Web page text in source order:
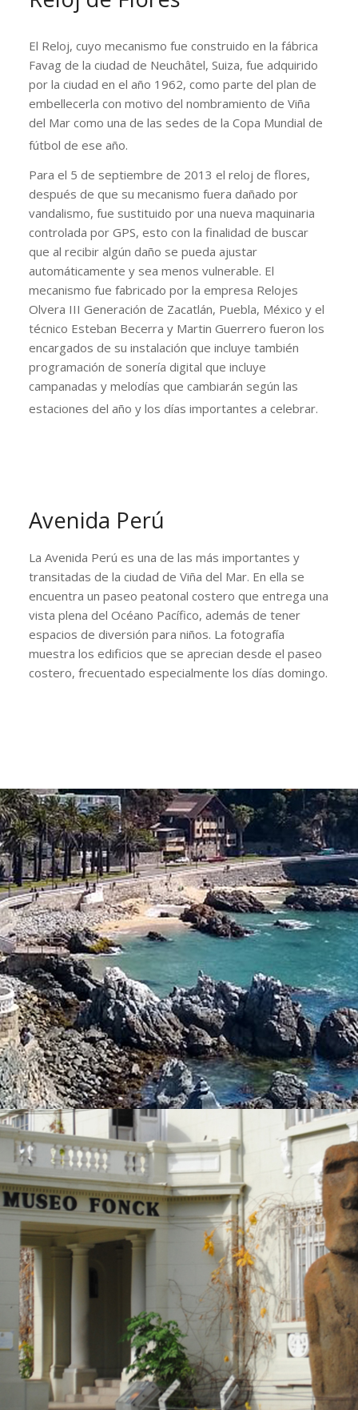
El Reloj, cuyo mecanismo fue construido en la fábrica
Favag de la ciudad de Neuchâtel, Suiza, fue adquirido
por la ciudad en el año 1962, como parte del plan de
embellecerla con motivo del nombramiento de Viña
del Mar como una de las sedes de la Copa Mundial de
fútbol de ese año.
Para el 5 de septiembre de 2013 el reloj de flores,
después de que su mecanismo fuera dañado por
vandalismo, fue sustituido por una nueva maquinaria
controlada por GPS, esto con la finalidad de buscar
que al recibir algún daño se pueda ajustar
automáticamente y sea menos vulnerable. El
mecanismo fue fabricado por la empresa Relojes
Olvera III Generación de Zacatlán, Puebla, México y el
técnico Esteban Becerra y Martin Guerrero fueron los
encargados de su instalación que incluye también
programación de sonería digital que incluye
campanadas y melodías que cambiarán según las
estaciones del año y los días importantes a celebrar.
Avenida Perú
La Avenida Perú es una de las más importantes y
transitadas de la ciudad de Viña del Mar. En ella se
encuentra un paseo peatonal costero que entrega una
vista plena del Océano Pacífico, además de tener
espacios de diversión para niños. La fotografía
muestra los edificios que se aprecian desde el paseo
costero, frecuentado especialmente los días domingo.